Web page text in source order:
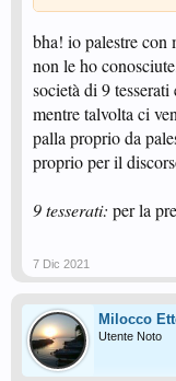
bha! io palestre con
non le ho
società di 9
mentre talvolta ci
palla proprio da
proprio per il
9 tesserati: per la
7 Dic 2021
Milocco
Utente Noto